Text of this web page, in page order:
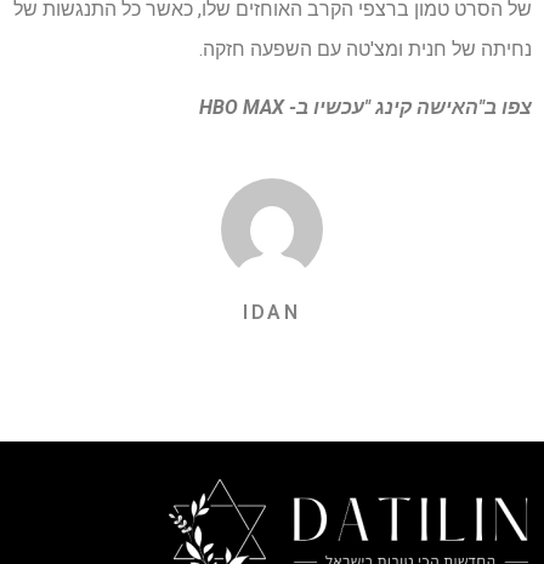
של הסרט טמון ברצפי הקרב האוחזים שלו, כאשר כל התנגשות של
נחיתה של חנית ומצ'טה עם השפעה חזקה.
צפו ב"האישה קינג "עכשיו ב- HBO MAX
IDAN